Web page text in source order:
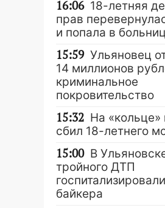
16:06 18-летняя
прав
и попала в
15:59 Ульяновец
14 миллионов
криминальное
покровительство
15:32 На «кольце»
сбил 18-летнего
15:00 В
тройного ДТП
байкера